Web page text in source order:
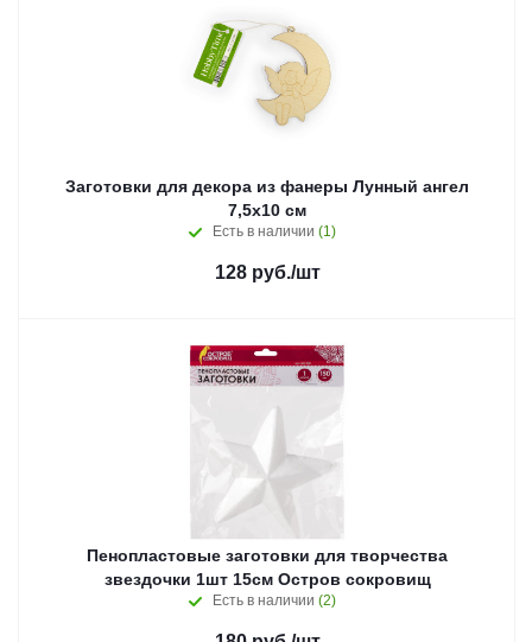
Заготовки для декора из фанеры Лунный ангел
7,5x10 см
Есть в наличии (1)
128руб./шт
Пенопластовые заготовки для творчества
звездочки 1шт 15см Остров сокровищ
Есть в наличии (2)